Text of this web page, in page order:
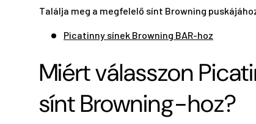
Találja meg a megfelelő sínt Browning
Picatinny sínek Browning BAR-hoz
Miért válasszon
sínt Browning-hoz?